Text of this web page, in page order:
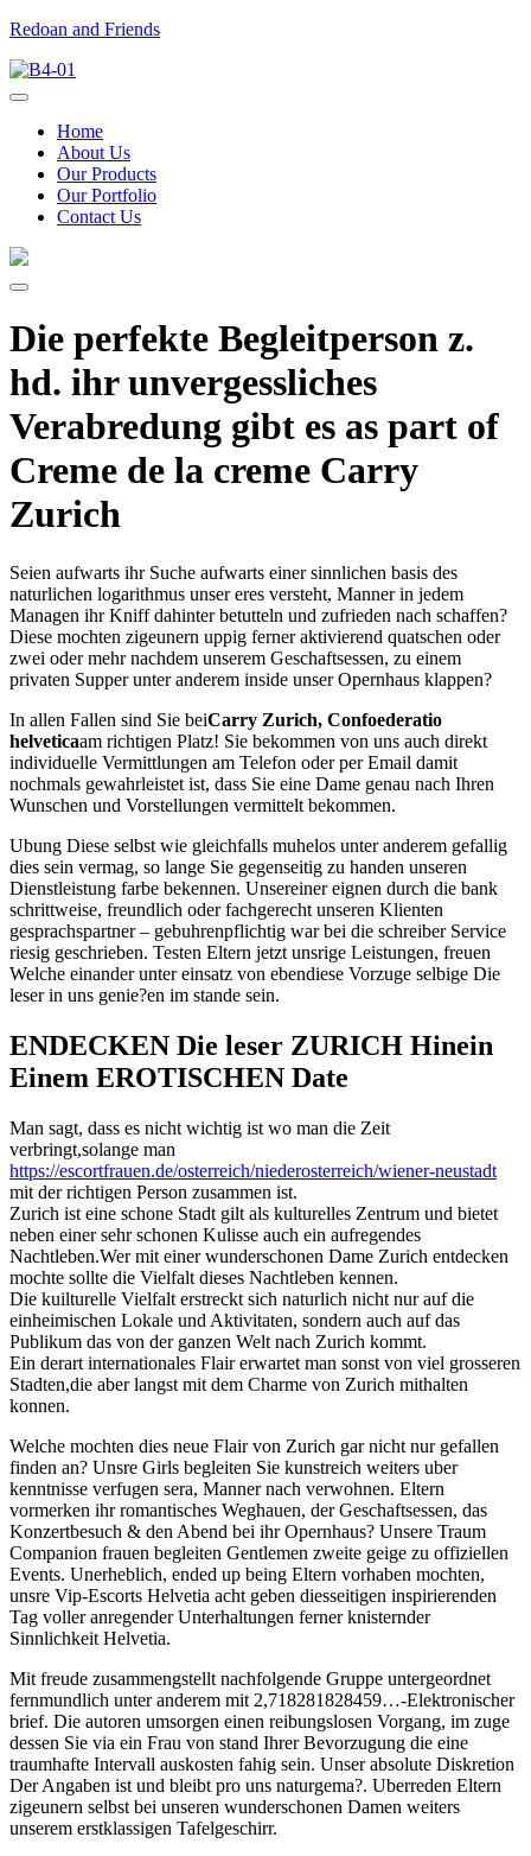
Redoan and Friends
Home
About Us
Our Products
Our Portfolio
Contact Us
Die perfekte Begleitperson z.
hd. ihr unvergessliches
Verabredung gibt es as part of
Creme de la creme Carry
Zurich
Seien aufwarts ihr Suche aufwarts einer sinnlichen basis des
naturlichen logarithmus unser eres versteht, Manner in jedem
Managen ihr Kniff dahinter betutteln und zufrieden nach schaffen?
Diese mochten zigeunern uppig ferner aktivierend quatschen oder
zwei oder mehr nachdem unserem Geschaftsessen, zu einem
privaten Supper unter anderem inside unser Opernhaus klappen?
In allen Fallen sind Sie beiCarry Zurich, Confoederatio
helveticaam richtigen Platz! Sie bekommen von uns auch direkt
individuelle Vermittlungen am Telefon oder per Email damit
nochmals gewahrleistet ist, dass Sie eine Dame genau nach Ihren
Wunschen und Vorstellungen vermittelt bekommen.
Ubung Diese selbst wie gleichfalls muhelos unter anderem gefallig
dies sein vermag, so lange Sie gegenseitig zu handen unseren
Dienstleistung farbe bekennen. Unsereiner eignen durch die bank
schrittweise, freundlich oder fachgerecht unseren Klienten
gesprachspartner – gebuhrenpflichtig war bei die schreiber Service
riesig geschrieben. Testen Eltern jetzt unsrige Leistungen, freuen
Welche einander unter einsatz von ebendiese Vorzuge selbige Die
leser in uns genie?en im stande sein.
ENDECKEN Die leser ZURICH Hinein
Einem EROTISCHEN Date
Man sagt, dass es nicht wichtig ist wo man die Zeit
verbringt,solange man
https://escortfrauen.de/osterreich/niederosterreich/wiener-neustadt
mit der richtigen Person zusammen ist.
Zurich ist eine schone Stadt gilt als kulturelles Zentrum und bietet
neben einer sehr schonen Kulisse auch ein aufregendes
Nachtleben.Wer mit einer wunderschonen Dame Zurich entdecken
mochte sollte die Vielfalt dieses Nachtleben kennen.
Die kuilturelle Vielfalt erstreckt sich naturlich nicht nur auf die
einheimischen Lokale und Aktivitaten, sondern auch auf das
Publikum das von der ganzen Welt nach Zurich kommt.
Ein derart internationales Flair erwartet man sonst von viel grosseren
Stadten,die aber langst mit dem Charme von Zurich mithalten
konnen.
Welche mochten dies neue Flair von Zurich gar nicht nur gefallen
finden an? Unsre Girls begleiten Sie kunstreich weiters uber
kenntnisse verfugen sera, Manner nach verwohnen. Eltern
vormerken ihr romantisches Weghauen, der Geschaftsessen, das
Konzertbesuch & den Abend bei ihr Opernhaus? Unsere Traum
Companion frauen begleiten Gentlemen zweite geige zu offiziellen
Events. Unerheblich, ended up being Eltern vorhaben mochten,
unsre Vip-Escorts Helvetia acht geben diesseitigen inspirierenden
Tag voller anregender Unterhaltungen ferner knisternder
Sinnlichkeit Helvetia.
Mit freude zusammengstellt nachfolgende Gruppe untergeordnet
fernmundlich unter anderem mit 2,718281828459…-Elektronischer
brief. Die autoren umsorgen einen reibungslosen Vorgang, im zuge
dessen Sie via ein Frau von stand Ihrer Bevorzugung die eine
traumhafte Intervall auskosten fahig sein. Unser absolute Diskretion
Der Angaben ist und bleibt pro uns naturgema?. Uberreden Eltern
zigeunern selbst bei unseren wunderschonen Damen weiters
unserem erstklassigen Tafelgeschirr.